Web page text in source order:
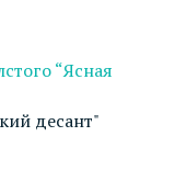
“Ясная
десант"